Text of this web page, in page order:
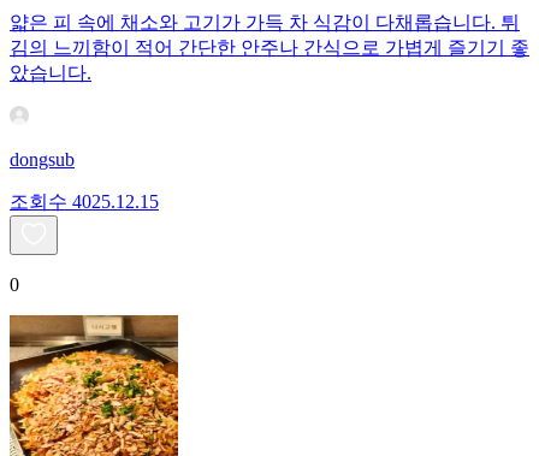
얇은 피 속에 채소와 고기가 가득 차 식감이 다채롭습니다. 튀
김의 느끼함이 적어 간단한 안주나 간식으로 가볍게 즐기기 좋
았습니다.
dongsub
조회수 4025.12.15
0